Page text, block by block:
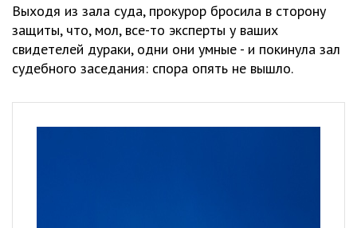
Выходя из зала суда, прокурор бросила в сторону
защиты, что, мол, все-то эксперты у ваших
свидетелей дураки, одни они умные - и покинула зал
судебного заседания: спора опять не вышло.